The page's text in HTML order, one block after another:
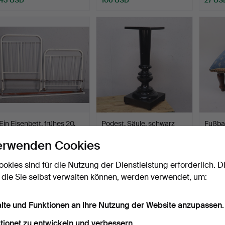
Ein Eisenbett, frühes 20.
3. Apr 2026
USD
Podest, Säule, schwarz
53 USD 27
Cookies
sind für die Nutzung der Dienstleistung erforderlich.
Sie selbst verwalten können, werden verwendet, um:
und Funktionen an Ihre Nutzung der Website anzupassen.